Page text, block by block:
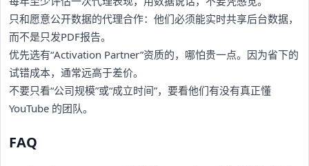
只和愿意公开数据的代理合作：他们必须能实时共享后台数据，
而不是只发PDF报告。
优先选有“Activation Partner”资质的，哪怕贵一点。因为省下的
试错成本，通常远高于差价。
不要只看“公司规模”或“成立时间”，要看他们有没有真正懂
YouTube 的团队。
FAQ